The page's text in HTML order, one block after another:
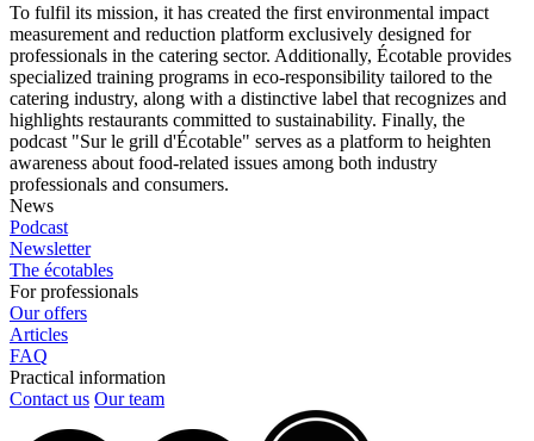
To fulfil its mission, it has created the first environmental impact
measurement and reduction platform exclusively designed for
professionals in the catering sector. Additionally, Écotable provides
specialized training programs in eco-responsibility tailored to the
catering industry, along with a distinctive label that recognizes and
highlights restaurants committed to sustainability. Finally, the
podcast "Sur le grill d'Écotable" serves as a platform to heighten
awareness about food-related issues among both industry
professionals and consumers.
News
Podcast
Newsletter
The écotables
For professionals
Our offers
Articles
FAQ
Practical information
Contact us Our team